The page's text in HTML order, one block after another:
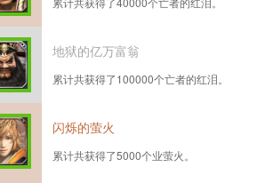
地狱的亿万富翁
累计共获得了100000个亡者的红泪。
闪烁的萤火
累计共获得了5000个业萤火。